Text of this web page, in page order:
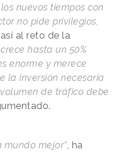
nuevos tiempos con
no pide privilegios,
al reto de la
hasta un 50%
enorme y merece
la inversión necesaria
de tráfico debe
mundo mejor”, ha